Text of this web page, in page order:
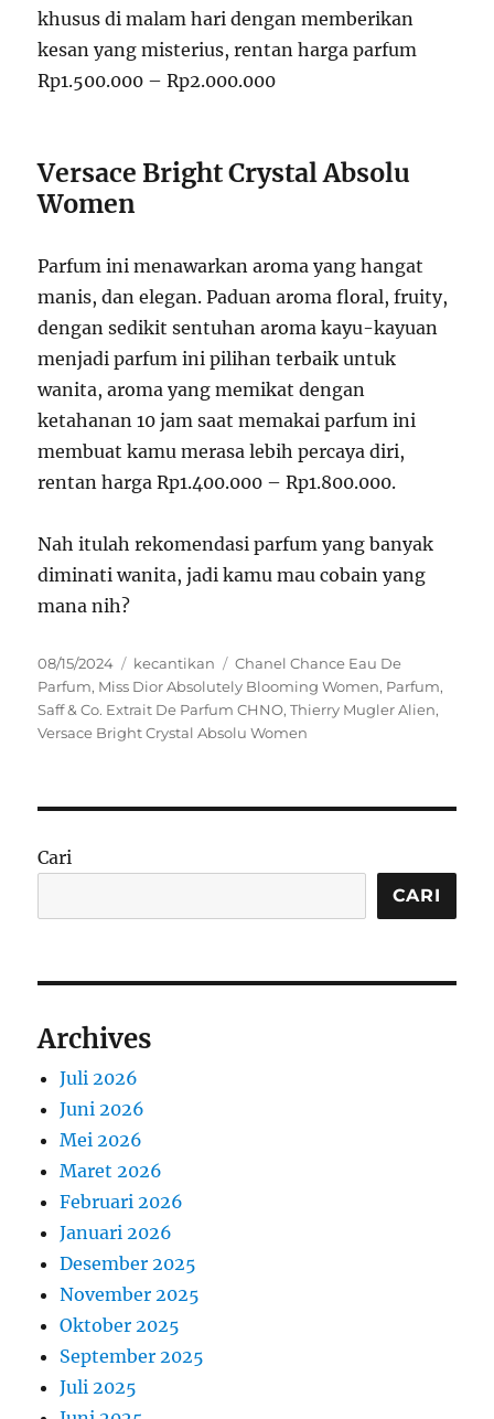
khusus di malam hari dengan memberikan
kesan yang misterius, rentan harga parfum
Rp1.500.000 – Rp2.000.000
Versace Bright Crystal Absolu
Women
Parfum ini menawarkan aroma yang hangat
manis, dan elegan. Paduan aroma floral, fruity,
dengan sedikit sentuhan aroma kayu-kayuan
menjadi parfum ini pilihan terbaik untuk
wanita, aroma yang memikat dengan
ketahanan 10 jam saat memakai parfum ini
membuat kamu merasa lebih percaya diri,
rentan harga Rp1.400.000 – Rp1.800.000.
Nah itulah rekomendasi parfum yang banyak
diminati wanita, jadi kamu mau cobain yang
mana nih?
Posted
on
08/15/2024 Categories
kecantikan Tags
Chanel Chance Eau De
Parfum, Miss Dior Absolutely Blooming Women, Parfum,
Saff & Co. Extrait De Parfum CHNO,Thierry Mugler Alien,
Versace Bright Crystal Absolu Women
Cari
CARI
Archives
Juli 2026
Juni 2026
Mei 2026
Maret 2026
Februari 2026
Januari 2026
Desember 2025
November 2025
Oktober 2025
September 2025
Juli 2025